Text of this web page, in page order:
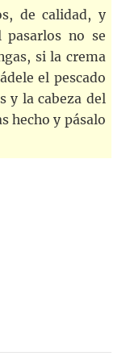
de calidad, y
no se
si la crema
el pescado
y la cabeza del
hecho y pásalo